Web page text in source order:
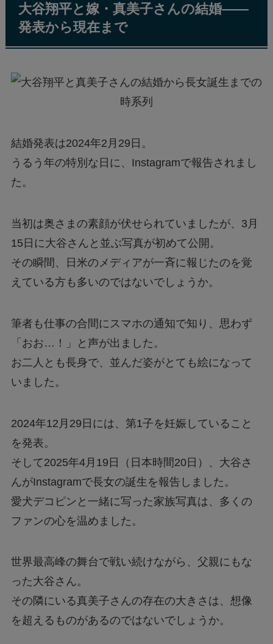
大谷翔平と嫁・真美子さんの結婚——
発表から現在まで
結婚発表は2024年2月29日。
うるう年の特別な日に、Instagramで報告されまし
た。
当初は奥さまの素顔が伏せられていましたが、3月
15日に大谷さんと並ぶ写真が初めて公開。
その瞬間、日米のメディアが一斉に報じたのを覚
えている方も多いのではないでしょうか。
筆者も仕事の合間にスマホの通知で知り、思わず
「おお…！」と声が出ました。
お二人とも長身で、並んだ姿がとても絵になって
いました。
2024年12月29日には、第1子を妊娠していること
を発表。
そして2025年4月19日（日本時間20日）、大谷さ
んがInstagramで長女の誕生を報告しました。
愛犬デコピンと一緒に写った家族写真は、多くの
ファンの心を温めました。
世界最高峰の舞台で戦い続けながら、父親にもな
った大谷さん。
その隣にいる真美子さんの存在の大きさは、想像
を超えるものがあるのではないでしょうか。